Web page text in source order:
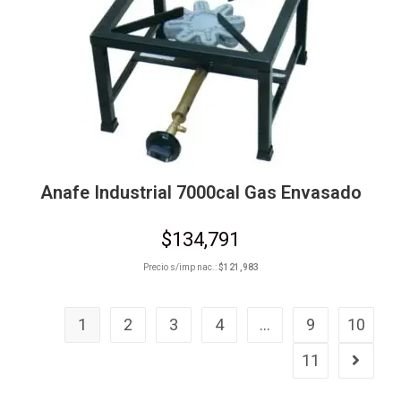
Anafe Industrial 7000cal Gas Envasado
$134,791
Precio s/imp nac.:$121,983
1 2 3 4 … 9
10
11